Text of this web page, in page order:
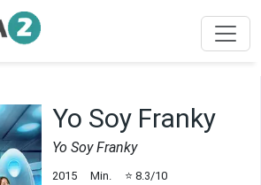
Yo Soy Franky
Yo Soy Franky
2015 Min. ⭐ 8.3/10